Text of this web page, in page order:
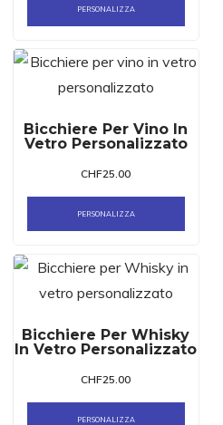
PERSONALIZZA
Bicchiere Per Vino In
Vetro Personalizzato
CHF25.00
PERSONALIZZA
Bicchiere Per Whisky
In Vetro Personalizzato
CHF25.00
PERSONALIZZA